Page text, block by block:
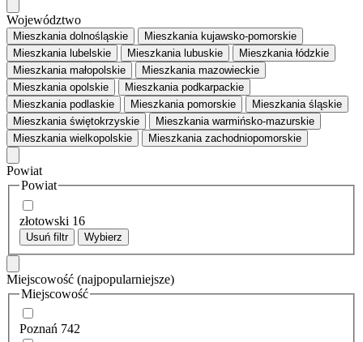
Województwo
Mieszkania dolnośląskie
Mieszkania kujawsko-pomorskie
Mieszkania lubelskie
Mieszkania lubuskie
Mieszkania łódzkie
Mieszkania małopolskie
Mieszkania mazowieckie
Mieszkania opolskie
Mieszkania podkarpackie
Mieszkania podlaskie
Mieszkania pomorskie
Mieszkania śląskie
Mieszkania świętokrzyskie
Mieszkania warmińsko-mazurskie
Mieszkania wielkopolskie
Mieszkania zachodniopomorskie
Powiat
Powiat
złotowski 16
Usuń filtr Wybierz
Miejscowość (najpopularniejsze)
Miejscowość
Poznań 742